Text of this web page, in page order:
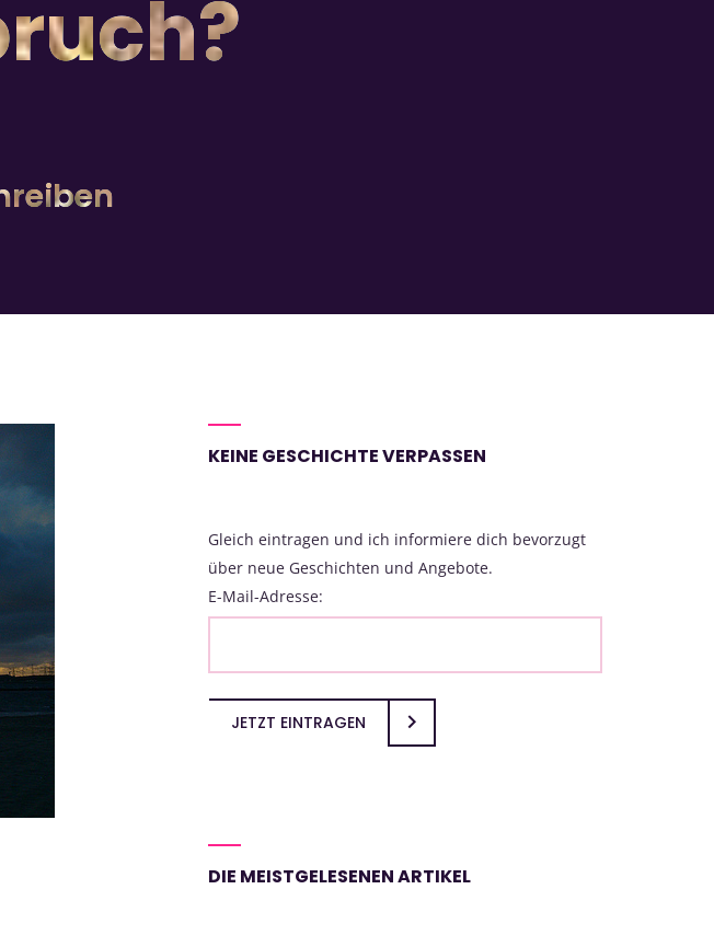
KEINE GESCHICHTE VERPASSEN
Gleich eintragen und ich informiere dich bevorzugt
über neue Geschichten und Angebote.
E-Mail-Adresse:
JETZT EINTRAGEN
DIE MEISTGELESENEN ARTIKEL